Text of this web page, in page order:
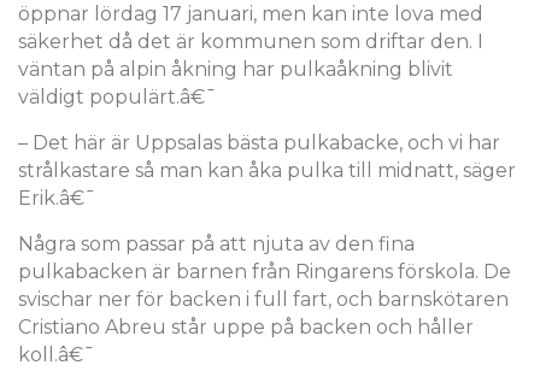
öppnar lördag 17 januari, men kan inte lova med
säkerhet då det är kommunen som driftar den. I
väntan på alpin åkning har pulkaåkning blivit
väldigt populärt.â€¯
– Det här är Uppsalas bästa pulkabacke, och vi har
strålkastare så man kan åka pulka till midnatt, säger
Erik.â€¯
Några som passar på att njuta av den fina
pulkabacken är barnen från Ringarens förskola. De
svischar ner för backen i full fart, och barnskötaren
Cristiano Abreu står uppe på backen och håller
koll.â€¯